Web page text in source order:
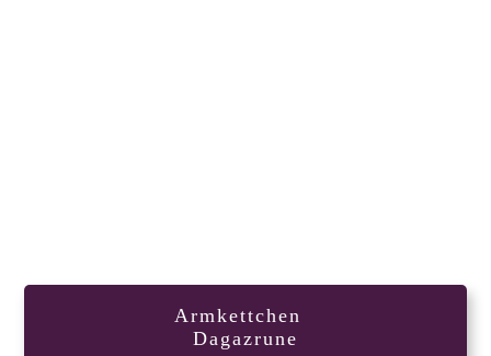
Armkettchen
Dagazrune